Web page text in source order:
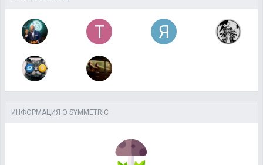
ИНФОРМАЦИЯ О SYMMETRIC